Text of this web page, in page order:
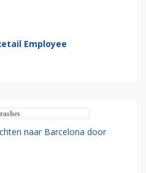
Employee
naar Barcelona door